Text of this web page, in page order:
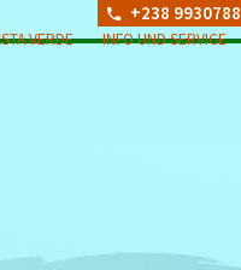
VERDE INFO UND SERVICE
+238 9930788